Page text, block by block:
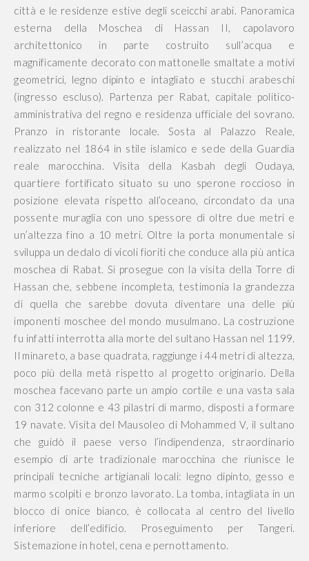
città e le residenze estive degli sceicchi arabi. Panoramica
esterna della Moschea di Hassan II, capolavoro
architettonico in parte costruito sull’acqua e
magnificamente decorato con mattonelle smaltate a motivi
geometrici, legno dipinto e intagliato e stucchi arabeschi
(ingresso escluso). Partenza per Rabat, capitale politico-
amministrativa del regno e residenza ufficiale del sovrano.
Pranzo in ristorante locale. Sosta al Palazzo Reale,
realizzato nel 1864 in stile islamico e sede della Guardia
reale marocchina. Visita della Kasbah degli Oudaya,
quartiere fortificato situato su uno sperone roccioso in
posizione elevata rispetto all’oceano, circondato da una
possente muraglia con uno spessore di oltre due metri e
un’altezza fino a 10 metri. Oltre la porta monumentale si
sviluppa un dedalo di vicoli fioriti che conduce alla più antica
moschea di Rabat. Si prosegue con la visita della Torre di
Hassan che, sebbene incompleta, testimonia la grandezza
di quella che sarebbe dovuta diventare una delle più
imponenti moschee del mondo musulmano. La costruzione
fu infatti interrotta alla morte del sultano Hassan nel 1199.
Il minareto, a base quadrata, raggiunge i 44 metri di altezza,
poco più della metà rispetto al progetto originario. Della
moschea facevano parte un ampio cortile e una vasta sala
con 312 colonne e 43 pilastri di marmo, disposti a formare
19 navate. Visita del Mausoleo di Mohammed V, il sultano
che guidò il paese verso l’indipendenza, straordinario
esempio di arte tradizionale marocchina che riunisce le
principali tecniche artigianali locali: legno dipinto, gesso e
marmo scolpiti e bronzo lavorato. La tomba, intagliata in un
blocco di onice bianco, è collocata al centro del livello
inferiore dell’edificio. Proseguimento per Tangeri.
Sistemazione in hotel, cena e pernottamento.